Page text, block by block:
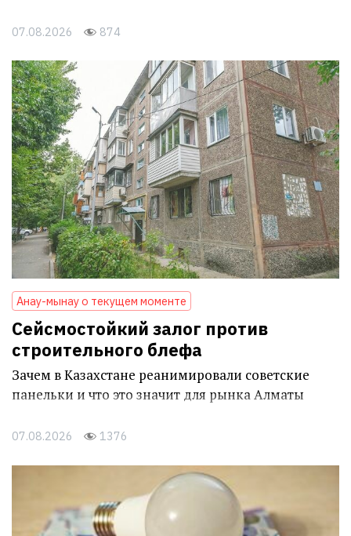
07.08.2026 874
Анау-мынау о текущем моменте
Сейсмостойкий залог против
строительного блефа
Зачем в Казахстане реанимировали советские
панельки и что это значит для рынка Алматы
07.08.2026 1376